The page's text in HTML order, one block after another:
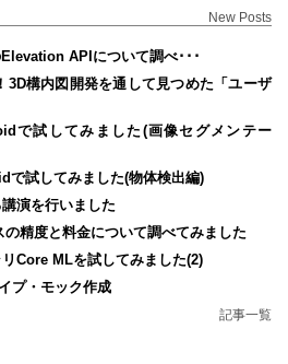
New Posts
APIについて調べ･･･
3D構内図開発を通して見つめた「ユーザ
で試してみました(画像セグメンテー
試してみました(物体検出編)
演を行いました
精度と料金について調べてみました
Core MLを試してみました(2)
プ・モック作成
記事一覧